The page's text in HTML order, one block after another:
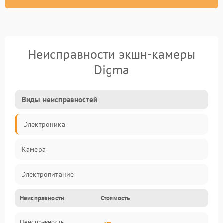
Неисправности экшн-камеры
Digma
Виды неисправностей
Электроника
Камера
Электропитание
Память/Носитель
Неисправности Стоимость